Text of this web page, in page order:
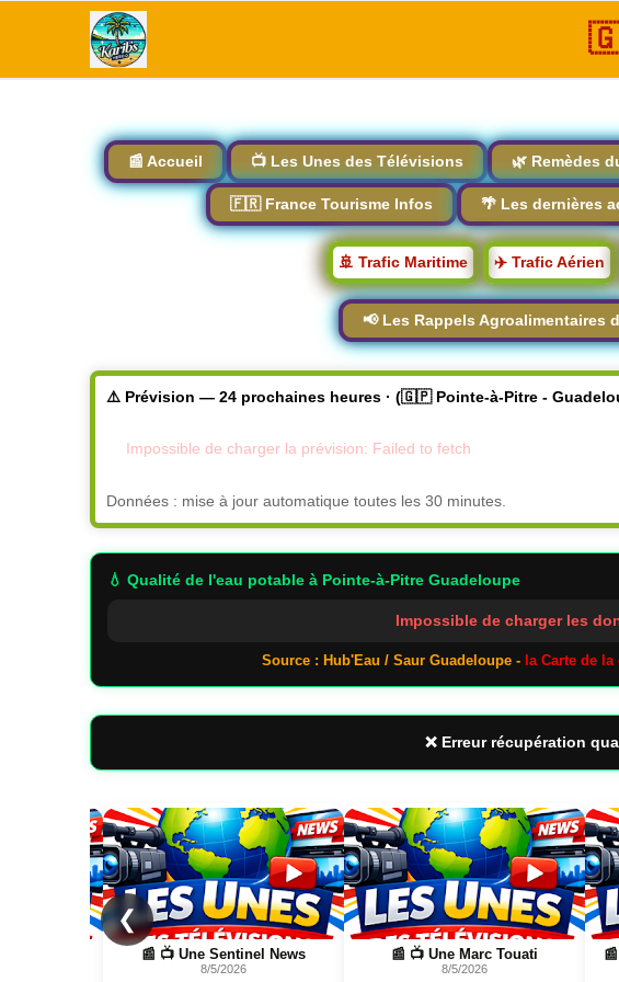
📰 Accueil 📺 Les Unes des Télévisions 🌿 Remèdes
🇫🇷 France Tourisme Infos 🌴 Les dernières
🚢 Trafic Maritime ✈️ Trafic Aérien
📢 Les Rappels Agroalimentaires
⚠️ Prévision — 24 prochaines heures · (🇬🇵 Pointe-à-Pitre -
Impossible de charger la prévision: Failed to fetch
Données : mise à jour automatique toutes les 30 minutes.
💧 Qualité de l'eau potable à Pointe-à-Pitre Guadeloupe
Impossible de charger les
Source : Hub'Eau / Saur Guadeloupe - la Carte de
❌ Erreur récupération
❮
Page
📰 📺 Une Marc Touati
8/5/2026
Page
📰 📺 Une Wild Nature Science
FR
Page